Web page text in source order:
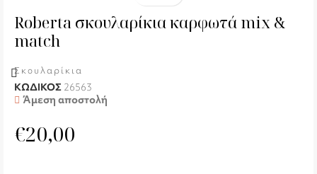
Roberta σκουλαρίκια καρφωτά mix &
match
Σκουλαρίκια
ΚΩΔΙΚΟΣ 26563
Άμεση αποστολή
€20,00